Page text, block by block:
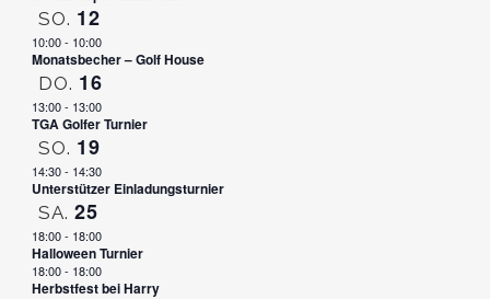
SO. 12
10:00- 10:00
Monatsbecher – Golf House
DO. 16
13:00- 13:00
TGA Golfer Turnier
SO. 19
14:30- 14:30
Unterstützer Einladungsturnier
SA. 25
18:00- 18:00
Halloween Turnier
18:00- 18:00
Herbstfest bei Harry